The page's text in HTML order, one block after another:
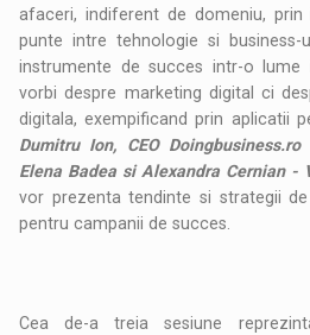
afaceri, indiferent de domeniu,
punte intre tehnologie si business-
instrumente de succes intr-o
vorbi despre marketing digital ci
digitala, exempificand prin aplicatii
Dumitru Ion, CEO
Elena Badea si Alexandra Cernian -
vor prezenta tendinte si strategii
pentru campanii de succes.
Cea de-a treia sesiune